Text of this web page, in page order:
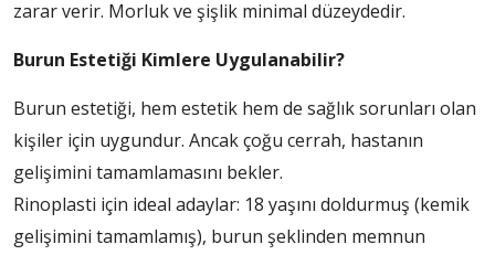
zarar verir. Morluk ve şişlik minimal düzeydedir.
Burun Estetiği Kimlere Uygulanabilir?
Burun estetiği, hem estetik hem de sağlık sorunları olan
kişiler için uygundur. Ancak çoğu cerrah, hastanın
gelişimini tamamlamasını bekler.
Rinoplasti için ideal adaylar: 18 yaşını doldurmuş (kemik
gelişimini tamamlamış), burun şeklinden memnun